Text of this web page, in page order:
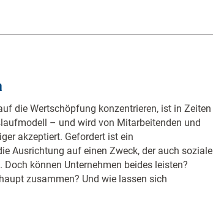
die Wertschöpfung konzentrieren, ist in Zeiten
– und wird von Mitarbeitenden und
akzeptiert. Gefordert ist ein
Ausrichtung auf einen Zweck, der auch soziale
können Unternehmen beides leisten?
zusammen? Und wie lassen sich